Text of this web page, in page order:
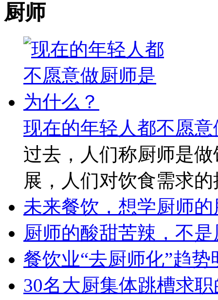
厨师
现在的年轻人都不愿
过去，人们称厨师是
展，人们对饮食需求
未来餐饮，想学厨师
厨师的酸甜苦辣，不
餐饮业“去厨师化”趋
30名大厨集体跳槽求